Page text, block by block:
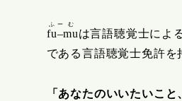
fu
ふ
–
ー
mu
む
は言語聴覚士によ
である言語聴覚士免許を
「あなたのいいたいこ